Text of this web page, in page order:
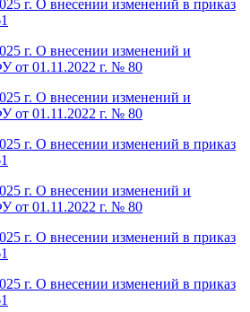
г. О внесении изменений в приказ
г. О внесении изменений и
от 01.11.2022 г. № 80
г. О внесении изменений и
от 01.11.2022 г. № 80
г. О внесении изменений в приказ
г. О внесении изменений и
от 01.11.2022 г. № 80
г. О внесении изменений в приказ
г. О внесении изменений в приказ